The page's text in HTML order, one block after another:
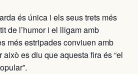
és única i els seus trets més
de l’humor i el lligam amb
més estripades conviuen amb
es diu que aquesta fira és “el